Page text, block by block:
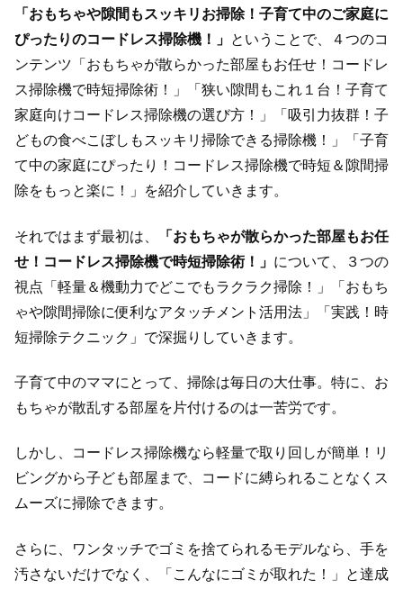
「おもちゃや隙間もスッキリお掃除！子育て中のご家庭に
ぴったりのコードレス掃除機！」 ということで、４つのコ
ンテンツ「おもちゃが散らかった部屋もお任せ！コードレ
ス掃除機で時短掃除術！」「狭い隙間もこれ１台！子育て
家庭向けコードレス掃除機の選び方！」「吸引力抜群！子
どもの食べこぼしもスッキリ掃除できる掃除機！」「子育
て中の家庭にぴったり！コードレス掃除機で時短＆隙間掃
除をもっと楽に！」を紹介していきます。
それではまず最初は、
「おもちゃが散らかった部屋もお任
せ！コードレス掃除機で時短掃除術！」 について、３つの
視点「軽量＆機動力でどこでもラクラク掃除！」「おもち
ゃや隙間掃除に便利なアタッチメント活用法」「実践！時
短掃除テクニック」で深掘りしていきます。
子育て中のママにとって、掃除は毎日の大仕事。特に、お
もちゃが散乱する部屋を片付けるのは一苦労です。
しかし、コードレス掃除機なら軽量で取り回しが簡単！リ
ビングから子ども部屋まで、コードに縛られることなくス
ムーズに掃除できます。
さらに、ワンタッチでゴミを捨てられるモデルなら、手を
汚さないだけでなく、「こんなにゴミが取れた！」と達成